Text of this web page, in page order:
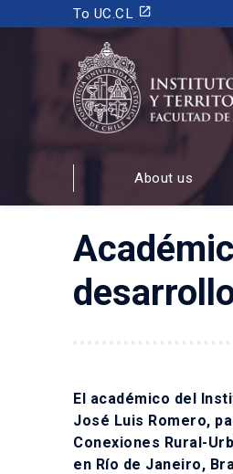
To UC.CL launch
INSTITUTO DE
Y TERRITORIALES
FACULTAD DEAbout us
El académico del
José Luis Romero,
Conexiones Rural-
en Río de Janeiro,